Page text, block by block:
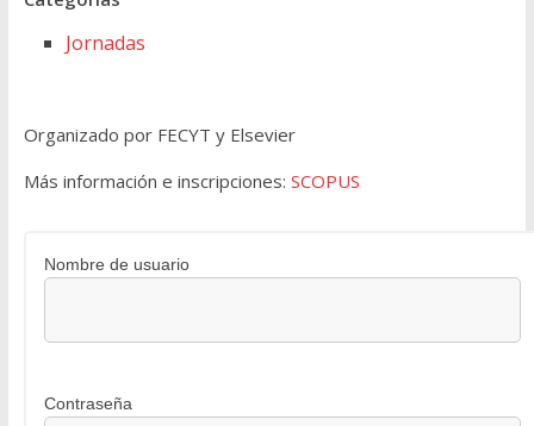
Jornadas
Organizado por FECYT y Elsevier
Más información e inscripciones: SCOPUS
Nombre de usuario
Contraseña